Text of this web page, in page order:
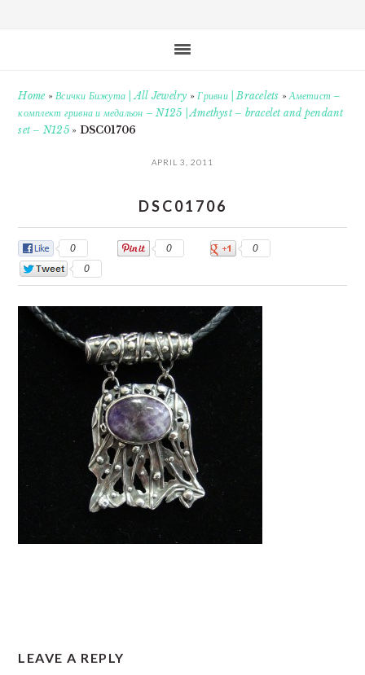
Home»Всички Бижута | All Jewelry »Гривни | Bracelets »Аметист –
комплект гривна и медальон – N125 | Amethyst – bracelet and pendant
set – N125» DSC01706
APRIL 3, 2011
DSC01706
0 0
0
0
INTERACTIONS
LEAVE A REPLY